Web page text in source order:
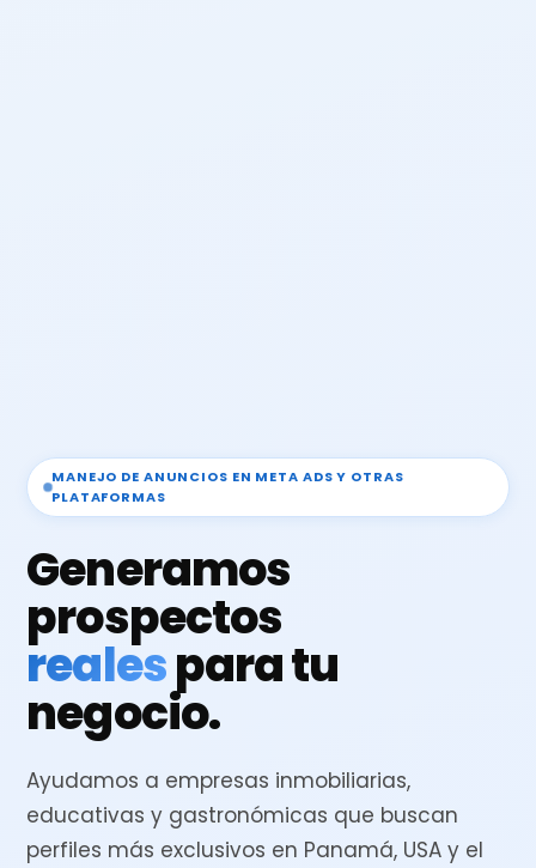
MANEJO DE ANUNCIOS EN META ADS Y OTRAS
PLATAFORMAS
Generamos
prospectos
realespara tu
negocio.
Ayudamos a empresas inmobiliarias,
educativas y gastronómicas que buscan
perfiles más exclusivos en Panamá, USA y el